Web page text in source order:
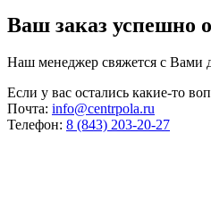
Ваш заказ успешно
Наш менеджер свяжется с Вами
Если у вас остались какие-то
Почта: info@centrpola.ru
Телефон: 8 (843) 203-20-27